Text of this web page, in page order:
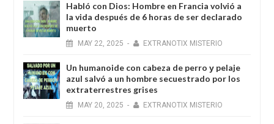
Habló con Dios: Hombre en Francia volvió a
la vida después de 6 horas de ser declarado
muerto
MAY 22, 2025 - EXTRANOTIX MISTERIO
Un humanoide con cabeza de perro у pelaje
azul salvó a un hombre secuestrado por los
extraterrestres grises
MAY 20, 2025 - EXTRANOTIX MISTERIO